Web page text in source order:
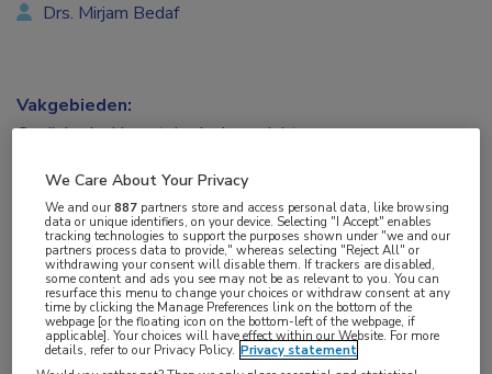
Een onderzoek in de Nederlandse bevolking heeft
Drs. Mirjam Bedaf
Vakgebieden:
Cardiologie,Hematologie,Longziekten
Aandachtsgebieden:
Benigne hematologie,Pulmonale hypertensie
Tags:
antistolling,longembolie
We Care About Your Privacy
We and our887 partners store and access personal data, like browsing
data or unique identifiers, on your device. Selecting "I Accept" enables
tracking technologies to support the purposes shown under "we and our
partners process data to provide," whereas selecting "Reject All" or
withdrawing your consent will disable them. If trackers are disabled,
some content and ads you see may not be as relevant to you. You can
resurface this menu to change your choices or withdraw consent at any
time by clicking the Manage Preferences link on the bottom of the
webpage [or the floating icon on the bottom-left of the webpage, if
applicable]. Your choices will have effect within our Website. For more
details, refer to our Privacy Policy. Privacy statement